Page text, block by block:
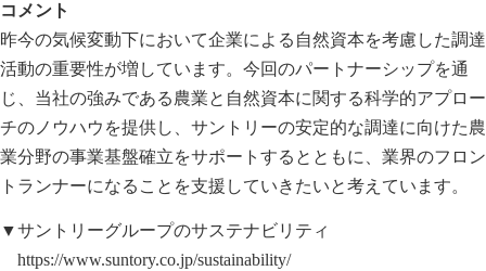
コメント
昨今の気候変動下において企業による自然資本を考慮した調達
活動の重要性が増しています。今回のパートナーシップを通
じ、当社の強みである農業と自然資本に関する科学的アプロー
チのノウハウを提供し、サントリーの安定的な調達に向けた農
業分野の事業基盤確立をサポートするとともに、業界のフロン
トランナーになることを支援していきたいと考えています。
▼サントリーグループのサステナビリティ
https://www.suntory.co.jp/sustainability/